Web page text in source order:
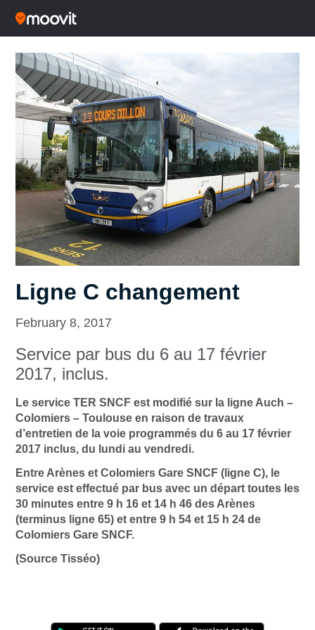
Ligne C changement
February 8, 2017
Service par bus du 6 au 17 février
2017, inclus.
Le service TER SNCF est modifié sur la ligne Auch –
Colomiers – Toulouse en raison de travaux
d’entretien de la voie programmés du 6 au 17 février
2017 inclus, du lundi au vendredi.
Entre Arènes et Colomiers Gare SNCF (ligne C), le
service est effectué par bus avec un départ toutes les
30 minutes entre 9 h 16 et 14 h 46 des Arènes
(terminus ligne 65) et entre 9 h 54 et 15 h 24 de
Colomiers Gare SNCF.
(Source Tisséo)